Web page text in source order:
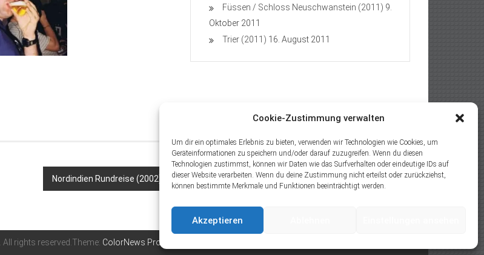
Cookie-Zustimmung verwalten
Um dir ein optimales Erlebnis zu bieten, verwenden wir Technologien wie Cookies, um
Geräteinformationen zu speichern und/oder darauf zuzugreifen. Wenn du diesen
Technologien zustimmst, können wir Daten wie das Surfverhalten oder eindeutige IDs auf
dieser Website verarbeiten. Wenn du deine Zustimmung nicht erteilst oder zurückziehst,
können bestimmte Merkmale und Funktionen beeinträchtigt werden.
Akzeptieren
Nordindien Rundreise (2002)
Füssen / Schloss Neuschwanstein (2011) 9.
Oktober 2011
Trier (2011) 16. August 2011
. All rights reserved.Theme: ColorNews Pro